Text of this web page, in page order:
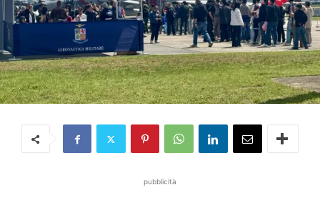
pubblicità